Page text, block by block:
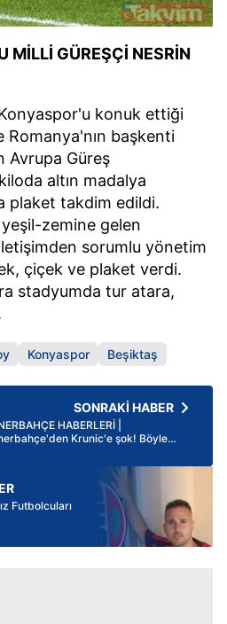
MİLLİ GÜREŞÇİ NESRİN
konuk ettiği
Romanya'nın başkenti
Avrupa Güreş
altın madalya
plaket takdim edildi.
zemine gelen
sorumlu yönetim
çiçek ve plaket verdi.
stadyumda tur atara,
Konyaspor Beşiktaş
SONRAKİ HABER
HABERLERİ |
Krunic'e şok! Böyle
Futbolcuları